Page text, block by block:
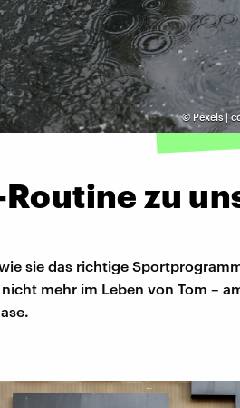
© Pexels |
zu
sie das richtige
mehr im Leben von Tom –